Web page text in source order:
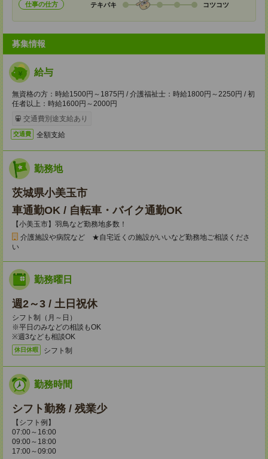
仕事の仕方 テキパキ コツコツ
募集情報
給与
無資格の方：時給1500円～1875円 / 介護福祉士：時給1800円～2250円 / 初
任者以上：時給1600円～2000円
交通費別途支給あり
交通費 全額支給
勤務地
茨城県小美玉市
車通勤OK / 自転車・バイク通勤OK
【小美玉市】羽鳥など勤務地多数！
介護施設や病院など ★自宅近くの施設がいいなど勤務地ご相談くださ
い
勤務曜日
週2～3 / 土日祝休
シフト制（月～日）
※平日のみなどの相談もOK
※週3なども相談OK
休日休暇 シフト制
勤務時間
シフト勤務 / 残業少
【シフト例】
07:00～16:00
09:00～18:00
17:00～09:00